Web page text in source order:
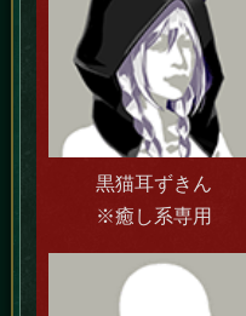
黒猫耳ずきん
※癒し系専用